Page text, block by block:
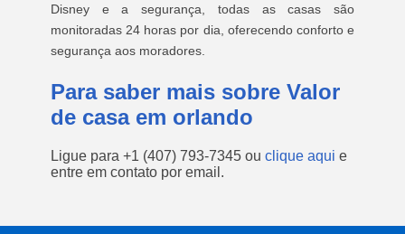
Disney e a segurança, todas as casas são
monitoradas 24 horas por dia, oferecendo conforto e
segurança aos moradores.
Para saber mais sobre Valor
de casa em orlando
Ligue para +1 (407) 793-7345 ou clique aqui e
entre em contato por email.